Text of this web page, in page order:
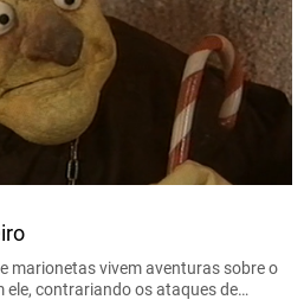
marionetas vivem aventuras sobre o
ele, contrariando os ataques de…